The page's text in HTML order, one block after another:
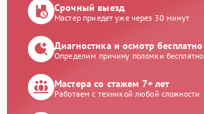
Срочный выезд
Мастер приедет уже через 30 минут
Диагностика и осмотр бесплатно
Определим причину поломки бесплатно
Мастера со стажем 7+ лет
Работаем с техникой любой сложности